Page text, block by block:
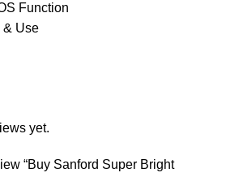
Function
& Use
yet.
“Buy Sanford Super Bright